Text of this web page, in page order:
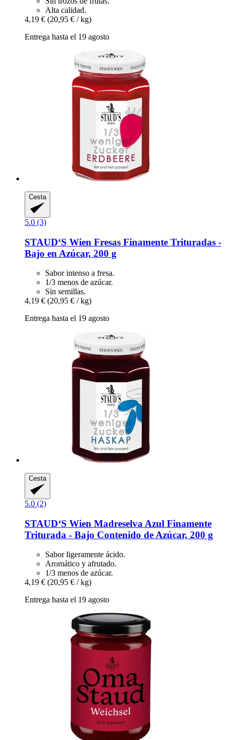
Alta calidad.
4,19 € (20,95 € / kg)
Entrega hasta el 19 agosto
Cesta
5.0 (3)
STAUD‘S Wien Fresas Finamente Trituradas -​
Bajo en Azúcar, 200 g
Sabor intenso a fresa.
1/3 menos de azúcar.
Sin semillas.
4,19 € (20,95 € / kg)
Entrega hasta el 19 agosto
Cesta
5.0 (2)
STAUD‘S Wien Madreselva Azul Finamente
Triturada -​ Bajo Contenido de Azúcar, 200 g
Sabor ligeramente ácido.
Aromático y afrutado.
1/3 menos de azúcar.
4,19 € (20,95 € / kg)
Entrega hasta el 19 agosto